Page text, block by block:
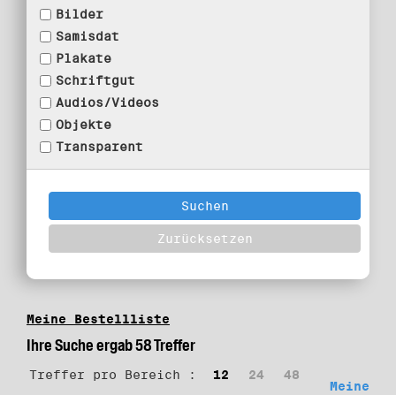
Bilder
Samisdat
Plakate
Schriftgut
Audios/Videos
Objekte
Transparent
Meine Bestellliste
Ihre Suche ergab 58 Treffer
Treffer pro Bereich : 12 24
48
Meine